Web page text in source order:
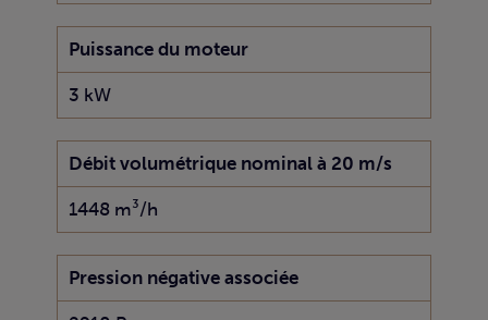
Puissance du moteur
3 kW
Débit volumétrique nominal à 20 m/s
1448 m³/h
Pression négative associée